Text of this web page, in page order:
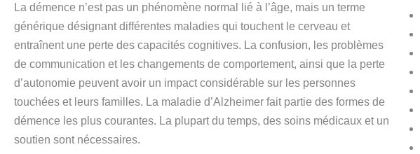
La démence n’est pas un phénomène normal lié à l’âge, mais un terme
générique désignant différentes maladies qui touchent le cerveau et
entraînent une perte des capacités cognitives. La confusion, les problèmes
de communication et les changements de comportement, ainsi que la perte
d’autonomie peuvent avoir un impact considérable sur les personnes
touchées et leurs familles. La maladie d’Alzheimer fait partie des formes de
démence les plus courantes. La plupart du temps, des soins médicaux et un
soutien sont nécessaires.